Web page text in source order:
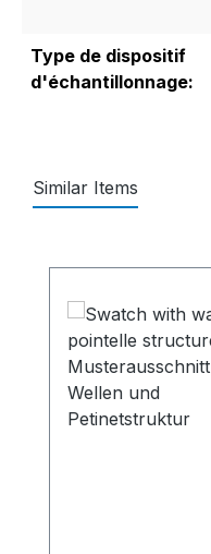
Type de dispositif
d'échantillonnage:
Similar Items